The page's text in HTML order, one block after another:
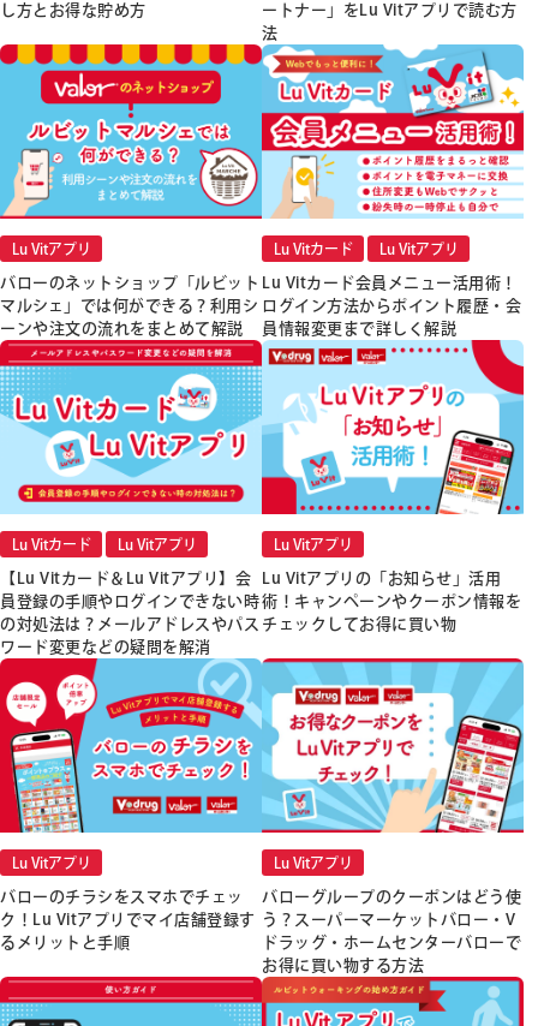
し方とお得な貯め方
ートナー」をLu Vitアプリで読む方
法
Lu Vitアプリ
バローのネットショップ「ルビット
マルシェ」では何ができる？利用シ
ーンや注文の流れをまとめて解説
Lu Vitカード Lu Vitアプリ
Lu Vitカード会員メニュー活用術！
ログイン方法からポイント履歴・会
員情報変更まで詳しく解説
Lu Vitカード Lu Vitアプリ
【Lu Vitカード＆Lu Vitアプリ】会
員登録の手順やログインできない時
の対処法は？メールアドレスやパス
ワード変更などの疑問を解消
Lu Vitアプリ
Lu Vitアプリの「お知らせ」活用
術！キャンペーンやクーポン情報を
チェックしてお得に買い物
Lu Vitアプリ
バローのチラシをスマホでチェッ
ク！Lu Vitアプリでマイ店舗登録す
るメリットと手順
Lu Vitアプリ
バローグループのクーポンはどう使
う？スーパーマーケットバロー・V
ドラッグ・ホームセンターバローで
お得に買い物する方法